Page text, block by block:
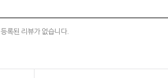
등록된 리뷰가 없습니다.